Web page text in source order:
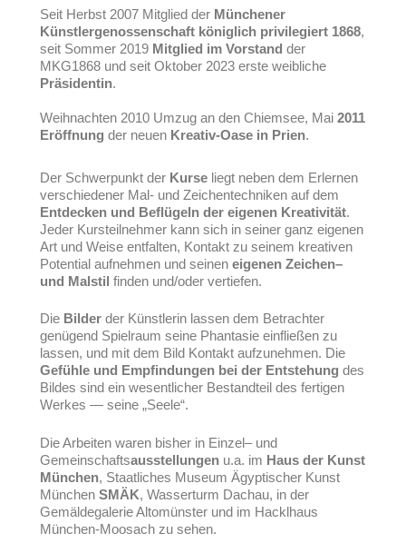
Seit Herbst 2007 Mitglied der Münchener
Künstlergenossenschaft königlich privilegiert 1868,
seit Sommer 2019 Mitglied im Vorstand der
MKG1868 und seit Oktober 2023 erste weibliche
Präsidentin.
Weihnachten 2010 Umzug an den Chiemsee, Mai 2011
Eröffnung der neuen Kreativ-Oase in Prien.
Der Schwerpunkt der Kurse liegt neben dem Erlernen
verschiedener Mal- und Zeichentechniken auf dem
Entdecken und Beflügeln der eigenen Kreativität.
Jeder Kursteilnehmer kann sich in seiner ganz eigenen
Art und Weise entfalten, Kontakt zu seinem kreativen
Potential aufnehmen und seinen eigenen Zeichen–
und Malstil finden und/oder vertiefen.
Die Bilder der Künstlerin lassen dem Betrachter
genügend Spielraum seine Phantasie einfließen zu
lassen, und mit dem Bild Kontakt aufzunehmen. Die
Gefühle und Empfindungen bei der Entstehung des
Bildes sind ein wesentlicher Bestandteil des fertigen
Werkes — seine „Seele“.
Die Arbeiten waren bisher in Einzel– und
Gemeinschaftsausstellungen u.a. im Haus der Kunst
München, Staatliches Museum Ägyptischer Kunst
München SMÄK, Wasserturm Dachau, in der
Gemäldegalerie Altomünster und im Hacklhaus
München-Moosach zu sehen.